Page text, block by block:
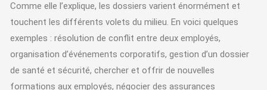
Comme elle l’explique, les dossiers varient énormément et
touchent les différents volets du milieu. En voici quelques
exemples : résolution de conflit entre deux employés,
organisation d’événements corporatifs, gestion d’un dossier
de santé et sécurité, chercher et offrir de nouvelles
formations aux employés, négocier des assurances